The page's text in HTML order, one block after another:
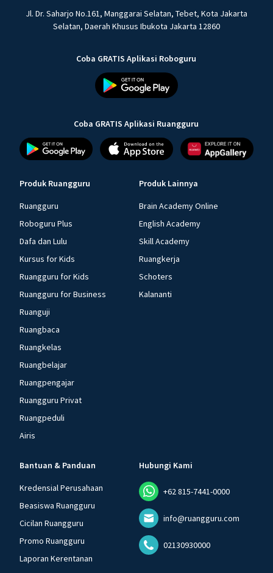
Jl. Dr. Saharjo No.161, Manggarai Selatan, Tebet, Kota Jakarta
Selatan, Daerah Khusus Ibukota Jakarta 12860
Coba GRATIS Aplikasi Roboguru
Coba GRATIS Aplikasi Ruangguru
Produk Ruangguru
Ruangguru
Roboguru Plus
Dafa dan Lulu
Kursus for Kids
Ruangguru for Kids
Ruangguru for Business
Ruanguji
Ruangbaca
Ruangkelas
Ruangbelajar
Ruangpengajar
Ruangguru Privat
Ruangpeduli
Airis
Produk Lainnya
Brain Academy Online
English Academy
Skill Academy
Ruangkerja
Schoters
Kalananti
Bantuan & Panduan
Kredensial Perusahaan
Beasiswa Ruangguru
Cicilan Ruangguru
Promo Ruangguru
Laporan Kerentanan
Hubungi Kami
+62 815-7441-0000
info@ruangguru.com
02130930000